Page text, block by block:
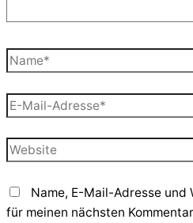
Name*
E-
Mail-
Adresse*
Website
Name, E-Mail-Adresse
für meinen nächsten